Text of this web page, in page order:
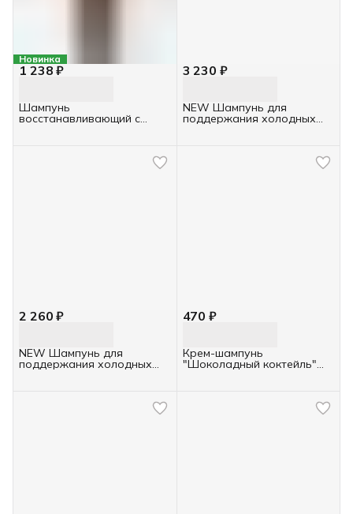
Новинка
1 238 ₽
Шампунь
восстанавливающий с
3 230 ₽
NEW Шампунь для
поддержания холодных
2 260 ₽
NEW Шампунь для
поддержания холодных
470 ₽
Крем-шампунь
"Шоколадный коктейль"